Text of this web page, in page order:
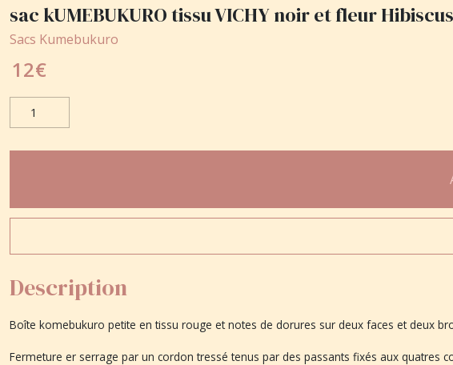
sac kUMEBUKURO tissu VICHY noir et fleur Hibiscus
Sacs Kumebukuro
12€
Description
Boîte komebukuro petite en tissu rouge et notes de dorures sur deux faces et deux
Fermeture er serrage par un cordon tressé tenus par des passants fixés aux quatres